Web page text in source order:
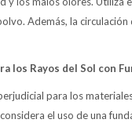
Además, la
los Rayos del Sol con
para los
el uso de una